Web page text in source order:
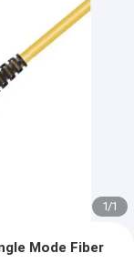
1/1
Mode Fiber